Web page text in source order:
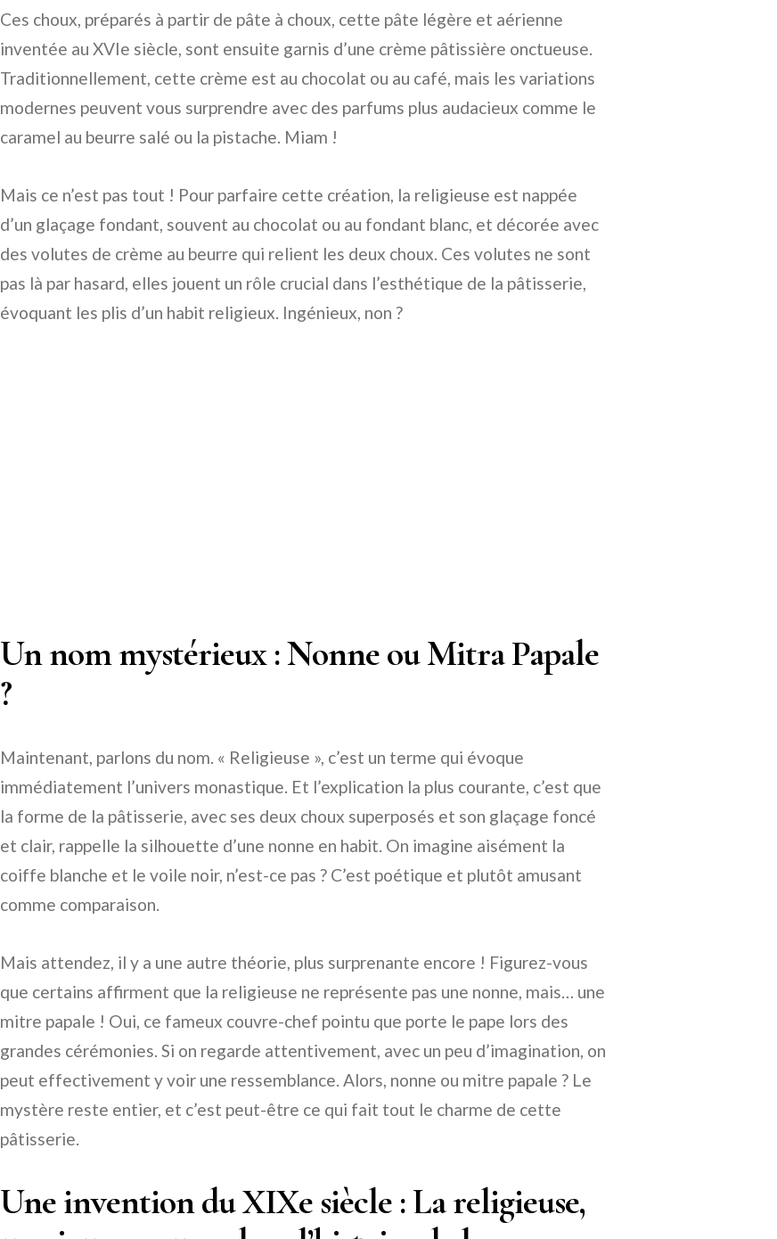
Ces choux, préparés à partir de pâte à choux, cette pâte légère et aérienne
inventée au XVIe siècle, sont ensuite garnis d’une crème pâtissière onctueuse.
Traditionnellement, cette crème est au chocolat ou au café, mais les variations
modernes peuvent vous surprendre avec des parfums plus audacieux comme le
caramel au beurre salé ou la pistache. Miam !
Mais ce n’est pas tout ! Pour parfaire cette création, la religieuse est nappée
d’un glaçage fondant, souvent au chocolat ou au fondant blanc, et décorée avec
des volutes de crème au beurre qui relient les deux choux. Ces volutes ne sont
pas là par hasard, elles jouent un rôle crucial dans l’esthétique de la pâtisserie,
évoquant les plis d’un habit religieux. Ingénieux, non ?
Un nom mystérieux : Nonne ou Mitra Papale
?
Maintenant, parlons du nom. « Religieuse », c’est un terme qui évoque
immédiatement l’univers monastique. Et l’explication la plus courante, c’est que
la forme de la pâtisserie, avec ses deux choux superposés et son glaçage foncé
et clair, rappelle la silhouette d’une nonne en habit. On imagine aisément la
coiffe blanche et le voile noir, n’est-ce pas ? C’est poétique et plutôt amusant
comme comparaison.
Mais attendez, il y a une autre théorie, plus surprenante encore ! Figurez-vous
que certains affirment que la religieuse ne représente pas une nonne, mais… une
mitre papale ! Oui, ce fameux couvre-chef pointu que porte le pape lors des
grandes cérémonies. Si on regarde attentivement, avec un peu d’imagination, on
peut effectivement y voir une ressemblance. Alors, nonne ou mitre papale ? Le
mystère reste entier, et c’est peut-être ce qui fait tout le charme de cette
pâtisserie.
Une invention du XIXe siècle : La religieuse,